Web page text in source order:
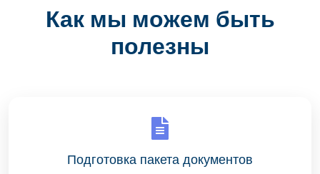
Как мы можем быть
полезны
Подготовка пакета документов